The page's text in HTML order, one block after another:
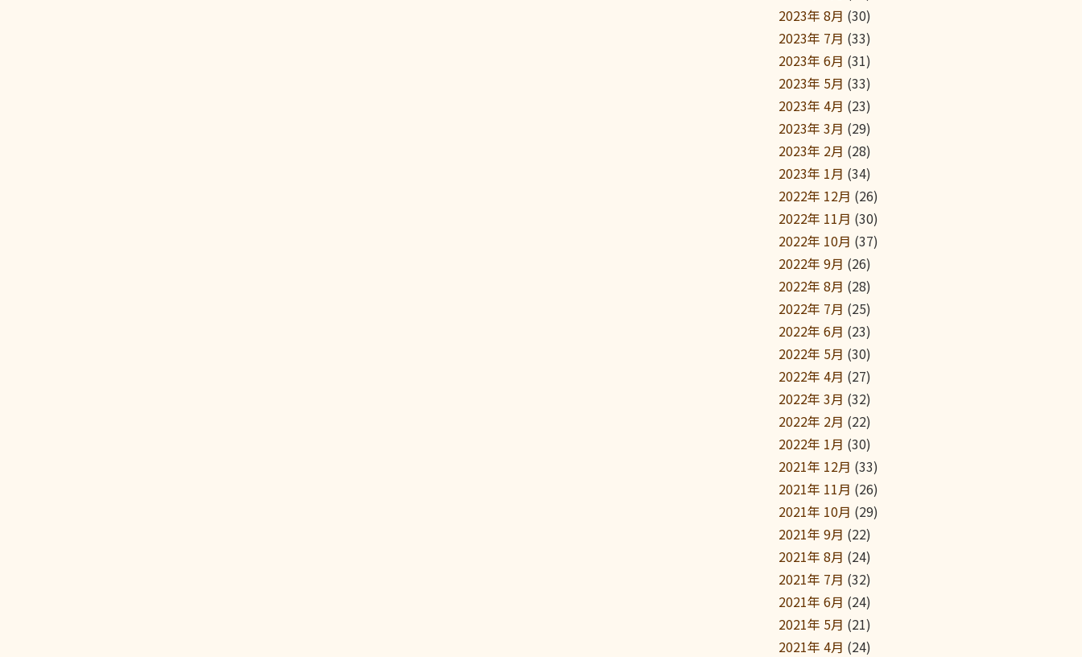
2023年 8月 (30)
2023年 7月 (33)
2023年 6月 (31)
2023年 5月 (33)
2023年 4月 (23)
2023年 3月 (29)
2023年 2月 (28)
2023年 1月 (34)
2022年 12月 (26)
2022年 11月 (30)
2022年 10月 (37)
2022年 9月 (26)
2022年 8月 (28)
2022年 7月 (25)
2022年 6月 (23)
2022年 5月 (30)
2022年 4月 (27)
2022年 3月 (32)
2022年 2月 (22)
2022年 1月 (30)
2021年 12月 (33)
2021年 11月 (26)
2021年 10月 (29)
2021年 9月 (22)
2021年 8月 (24)
2021年 7月 (32)
2021年 6月 (24)
2021年 5月 (21)
2021年 4月 (24)